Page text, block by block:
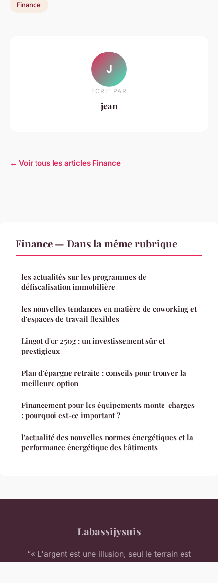
Finance
J
ECRIT PAR
jean
← Voir tous les articles Finance
Finance — Dans la même rubrique
les actualités sur les programmes de
défiscalisation immobilière
les nouvelles tendances en matière de coworking et
d'espaces de travail flexibles
Lingot d'or 250g : un investissement sûr et
prestigieux
Plan d'épargne retraite : conseils pour trouver la
meilleure option
Financement pour les équipements monte-charges
: pourquoi est-ce important ?
l'actualité des nouvelles normes énergétiques et la
performance énergétique des bâtiments
Labassijysuis
“« L'argent est une illusion, seul le terrain est